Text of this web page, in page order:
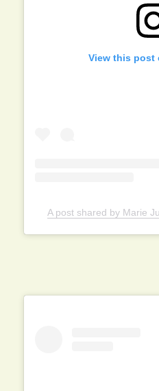
View this post
A post shared by Marie